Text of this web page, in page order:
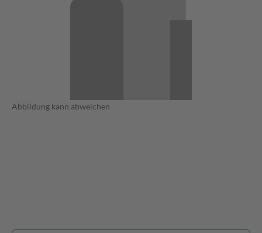
Abbildung kann abweichen